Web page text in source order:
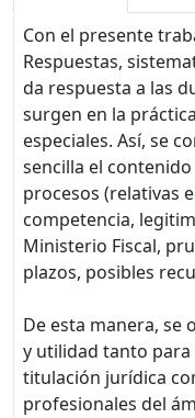
Con el presente
Respuestas,
da respuesta a las
surgen en la
especiales. Así, se
sencilla el
procesos (relativas
competencia,
Ministerio Fiscal,
plazos, posibles
De esta manera, se
y utilidad tanto
titulación jurídica
profesionales del